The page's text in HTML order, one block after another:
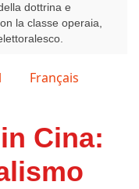
dottrina e
la classe operaia,
Français
Cina: